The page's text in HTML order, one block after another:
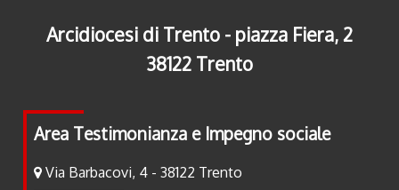
Arcidiocesi di Trento - piazza Fiera, 2
38122 Trento
Area Testimonianza e Impegno sociale
Via Barbacovi, 4 - 38122 Trento